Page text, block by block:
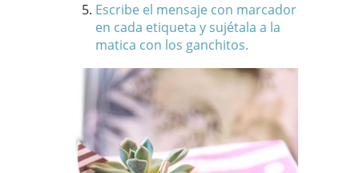
Escribe el mensaje con marcador
en cada etiqueta y sujétala a la
matica con los ganchitos.